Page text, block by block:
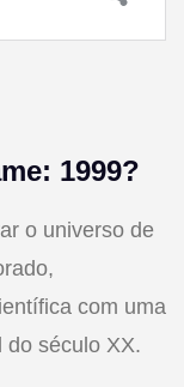
1999?
o universo de
com uma
do século XX.